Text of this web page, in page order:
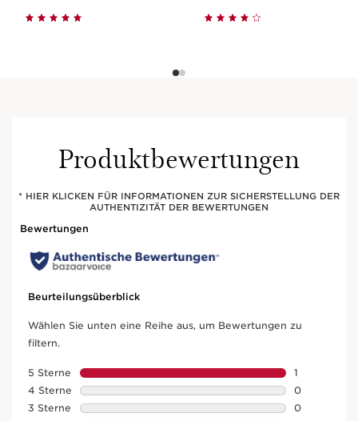
Produktbewertungen
* HIER KLICKEN FÜR INFORMATIONEN ZUR SICHERSTELLUNG DER
AUTHENTIZITÄT DER BEWERTUNGEN